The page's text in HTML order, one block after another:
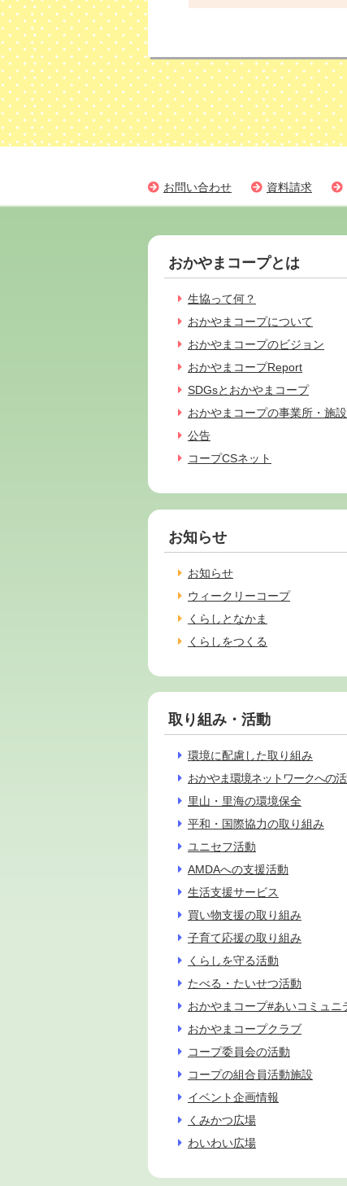
お問い合わせ 資料請求
おかやまコープとは
生協って何？
おかやまコープについて
おかやまコープのビジョン
おかやまコープReport
SDGsとおかやまコープ
おかやまコープの事業所・施設
公告
コープCSネット
お知らせ
お知らせ
ウィークリーコープ
くらしとなかま
くらしをつくる
取り組み・活動
環境に配慮した取り組み
おかやま環境ネットワークへの
里山・里海の環境保全
平和・国際協力の取り組み
ユニセフ活動
AMDAへの支援活動
生活支援サービス
買い物支援の取り組み
子育て応援の取り組み
くらしを守る活動
たべる・たいせつ活動
おかやまコープ#あいコミュニ
おかやまコープクラブ
コープ委員会の活動
コープの組合員活動施設
イベント企画情報
くみかつ広場
わいわい広場